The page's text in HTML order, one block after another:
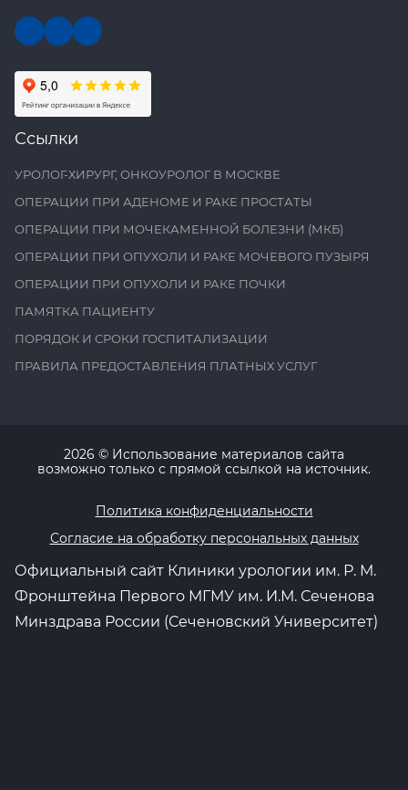
Ссылки
УРОЛОГ-ХИРУРГ, ОНКОУРОЛОГ В МОСКВЕ
ОПЕРАЦИИ ПРИ АДЕНОМЕ И РАКЕ ПРОСТАТЫ
ОПЕРАЦИИ ПРИ МОЧЕКАМЕННОЙ БОЛЕЗНИ (МКБ)
ОПЕРАЦИИ ПРИ ОПУХОЛИ И РАКЕ МОЧЕВОГО ПУЗЫРЯ
ОПЕРАЦИИ ПРИ ОПУХОЛИ И РАКЕ ПОЧКИ
ПАМЯТКА ПАЦИЕНТУ
ПОРЯДОК И СРОКИ ГОСПИТАЛИЗАЦИИ
ПРАВИЛА ПРЕДОСТАВЛЕНИЯ ПЛАТНЫХ УСЛУГ
2026 © Использование материалов сайта
возможно только с прямой ссылкой на источник.
Политика конфиденциальности
Согласие на обработку персональных данных
Официальный сайт Клиники урологии им. Р. М.
Фронштейна Первого МГМУ им. И.М. Сеченова
Минздрава России (Сеченовский Университет)